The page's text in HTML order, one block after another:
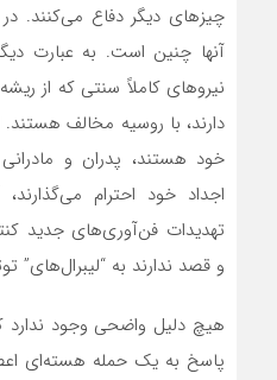
چیزهای دیگر دفاع‌ می‌کنند.
آنها چنین است. به عبارت
نیروهای کاملاً سنتی که از
دارند، با روسیه مخالف
خود هستند، پدران و
اجداد خود احترام‌
تهدیدات فن‌آوری‌های جدید
و قصد ندارند به “لیبرال‌های”
هیچ دلیل واضحی وجود ندارد
پاسخ به یک حمله هسته‌ای